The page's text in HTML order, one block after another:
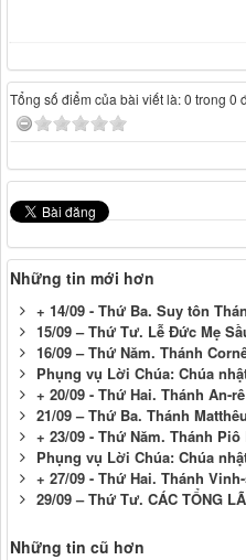
Tổng số điểm của bài viết là: 0 trong 0
Những tin mới hơn
+ 14/09 - Thứ Ba. Suy tôn
15/09 – Thứ Tư. Lễ Đức Mẹ
16/09 – Thứ Năm. Thánh
Phụng vụ Lời Chúa: Chúa
+ 20/09 - Thứ Hai. Thánh An-
21/09 – Thứ Ba. Thánh
+ 23/09 - Thứ Năm. Thánh
Phụng vụ Lời Chúa: Chúa
+ 27/09 - Thứ Hai. Thánh
29/09 – Thứ Tư. CÁC TỔNG
Những tin cũ hơn